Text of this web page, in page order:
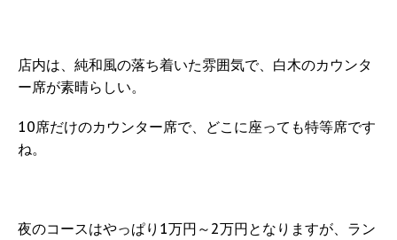
店内は、純和風の落ち着いた雰囲気で、白木のカウンタ
ー席が素晴らしい。
10席だけのカウンター席で、どこに座っても特等席です
ね。
夜のコースはやっぱり1万円～2万円となりますが、ラン